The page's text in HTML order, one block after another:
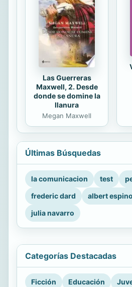
Las Guerreras
Maxwell, 2. Desde
donde se domine la
llanura
Megan Maxwell
Últimas Búsquedas
la comunicacion test
frederic dard
albert
julia navarro
Categorías Destacadas
Ficción Educación